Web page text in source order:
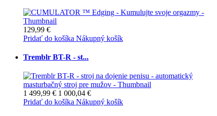
129,99 €
Pridať do košíka Nákupný košík
Tremblr BT-R - st...
1 499,99 € 1 000,04 €
Pridať do košíka Nákupný košík